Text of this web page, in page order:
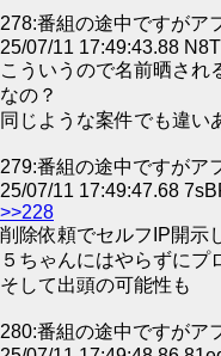
278:番組の途中ですがア
25/07/11 17:49:43.88
こういうので名前晒され
なの？
同じような案件でも違い
279:番組の途中ですがア
25/07/11 17:49:47.68
>>228
削除依頼でセルフIP開示
５ちゃんにはやらずにプ
そして出頭の可能性も
280:番組の途中ですがア